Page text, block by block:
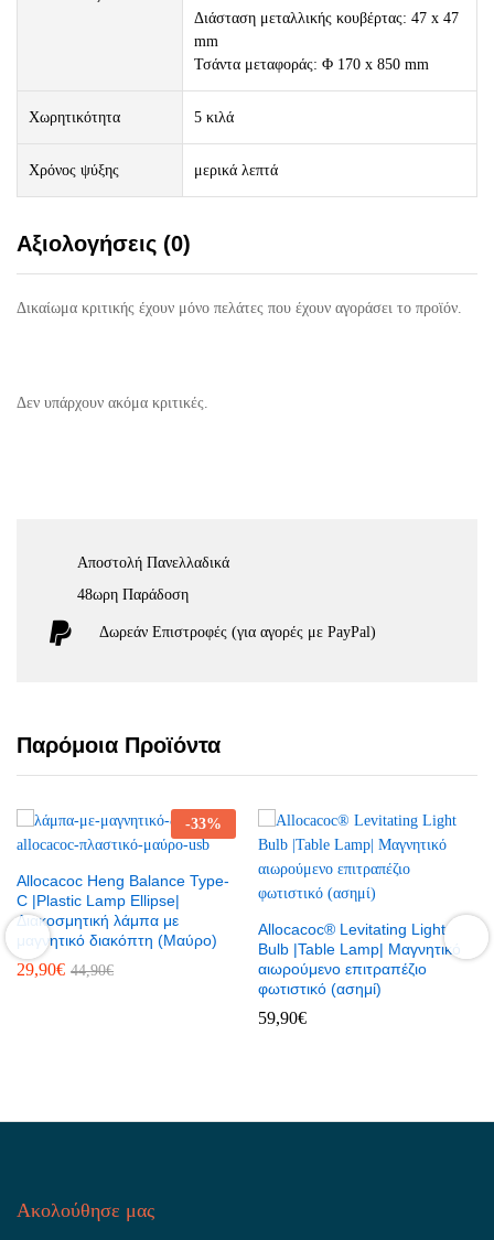
Διάσταση μεταλλικής κουβέρτας: 47 x 47
mm
Τσάντα μεταφοράς: Φ 170 x 850 mm
Χωρητικότητα 5 κιλά
Χρόνος ψύξης μερικά λεπτά
Αξιολογήσεις (0)
Δικαίωμα κριτικής έχουν μόνο πελάτες που έχουν αγοράσει το προϊόν.
Δεν υπάρχουν ακόμα κριτικές.
Αποστολή Πανελλαδικά
48ωρη Παράδοση
Δωρεάν Eπιστροφές (για αγορές με PayPal)
Παρόμοια Προϊόντα
-33%
Allocacoc Heng Balance Type-
C |Plastic Lamp Ellipse|
Διακοσμητική λάμπα με
μαγνητικό διακόπτη (Μαύρο)
29,90€ 44,90€
Allocacoc® Levitating Light
Bulb |Table Lamp| Μαγνητικό
αιωρούμενο επιτραπέζιο
φωτιστικό (ασημί)
59,90€
Ακολούθησε μας